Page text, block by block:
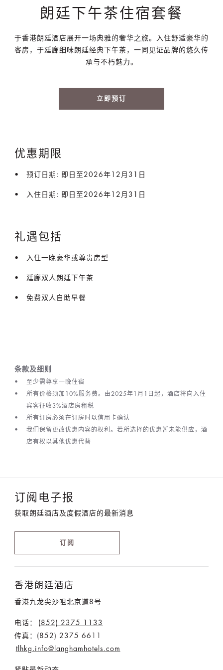
朗廷下午茶住宿套餐
于香港朗廷酒店展开一场典雅的奢华之旅。入住舒适豪华的
客房，于廷廊细味朗廷经典下午茶，一同见证品牌的悠久传
承与不朽魅力。
立即预订
优惠期限
预订日期: 即日至2026年12月31日
入住日期: 即日至2026年12月31日
礼遇包括
入住一晚豪华或尊贵房型
廷廊双人朗廷下午茶
免费双人自助早餐
条款及细则
至少需尊享一晚住宿
所有价格须加10%服务费。由2025年1月1日起，酒店将向入住
宾客征收3%酒店房租税
所有订房必须在订房时以信用卡确认
我们保留更改优惠内容的权利。若所选择的优惠暂未能供应，酒
店有权以其他优惠代替
订阅电子报
获取朗廷酒店及度假酒店的最新消息
订阅
香港朗廷酒店
香港九龙尖沙咀北京道8号
电话：
(852) 2375 1133
传真：(852) 2375 6611
tlhkg.info@langhamhotels.com